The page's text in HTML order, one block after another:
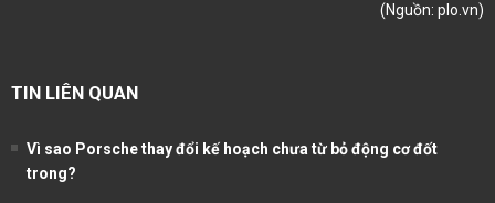
(Nguồn: plo.vn)
TIN LIÊN QUAN
Vì sao Porsche thay đổi kế hoạch chưa từ bỏ động cơ đốt
trong?